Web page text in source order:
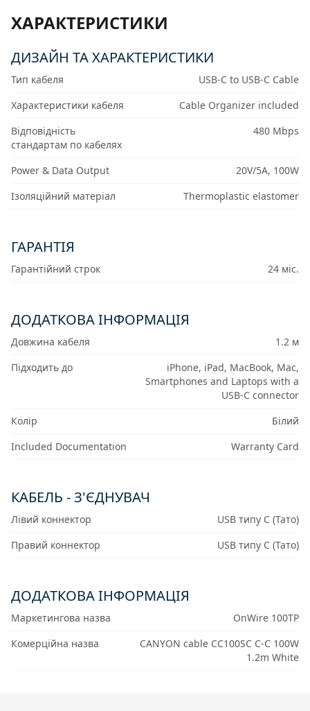
ХАРАКТЕРИСТИКИ
ДИЗАЙН ТА ХАРАКТЕРИСТИКИ
Тип кабеля
USB-C to USB-C Cable
Характеристики кабеля
Cable Organizer included
Відповідність
стандартам по кабелях
480 Mbps
Power & Data Output
20V/5A, 100W
Ізоляційний матеріал
Thermoplastic elastomer
ГАРАНТІЯ
Гарантійний строк 24 міс.
ДОДАТКОВА ІНФОРМАЦІЯ
Довжина кабеля
1.2 м
Підходить до
iPhone, iPad, MacBook, Mac,
Smartphones and Laptops with a
USB-C connector
Колір
Білий
Included Documentation
Warranty Card
КАБЕЛЬ - З'ЄДНУВАЧ
Лівий коннектор
USB типу C (Тато)
Правий коннектор
USB типу C (Тато)
ДОДАТКОВА ІНФОРМАЦІЯ
Маркетингова назва
OnWire 100TP
Комерційна назва
CANYON cable CC100SC C-C 100W
1.2m White